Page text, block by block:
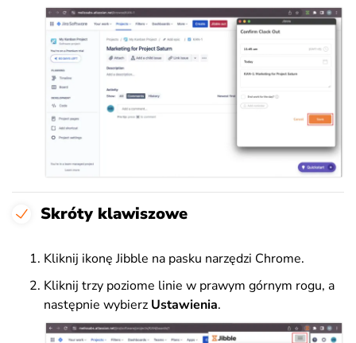
Skróty klawiszowe
Kliknij ikonę Jibble na pasku narzędzi Chrome.
Kliknij trzy poziome linie w prawym górnym rogu, a
następnie wybierz Ustawienia.